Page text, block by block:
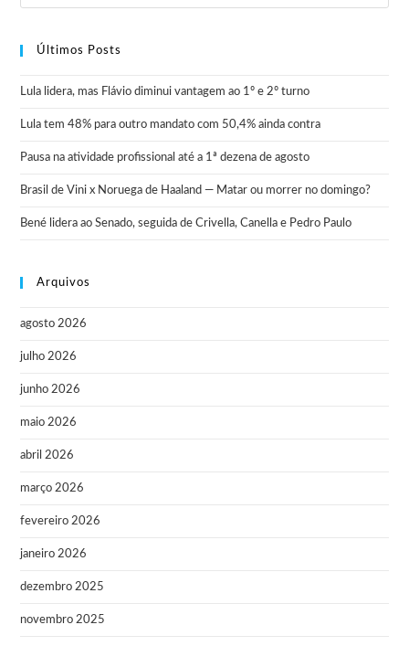
Últimos Posts
Lula lidera, mas Flávio diminui vantagem ao 1º e 2º turno
Lula tem 48% para outro mandato com 50,4% ainda contra
Pausa na atividade profissional até a 1ª dezena de agosto
Brasil de Vini x Noruega de Haaland — Matar ou morrer no domingo?
Bené lidera ao Senado, seguida de Crivella, Canella e Pedro Paulo
Arquivos
agosto 2026
julho 2026
junho 2026
maio 2026
abril 2026
março 2026
fevereiro 2026
janeiro 2026
dezembro 2025
novembro 2025